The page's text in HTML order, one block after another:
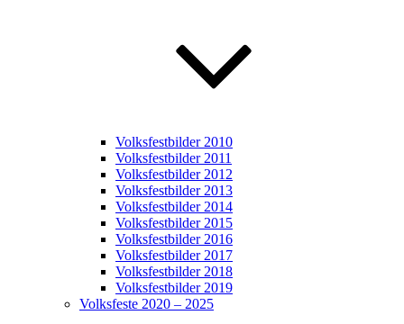
Volksfestbilder 2010
Volksfestbilder 2011
Volksfestbilder 2012
Volksfestbilder 2013
Volksfestbilder 2014
Volksfestbilder 2015
Volksfestbilder 2016
Volksfestbilder 2017
Volksfestbilder 2018
Volksfestbilder 2019
Volksfeste 2020 – 2025